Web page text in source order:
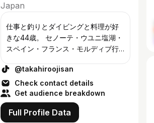
Japan
仕事と釣りとダイビングと料理が好
きな44歳。 セノーテ・ウユニ塩湖・
スペイン・フランス・モルディブ行
@takahiroojisan
Check contact details
Get audience breakdown
Full Profile Data